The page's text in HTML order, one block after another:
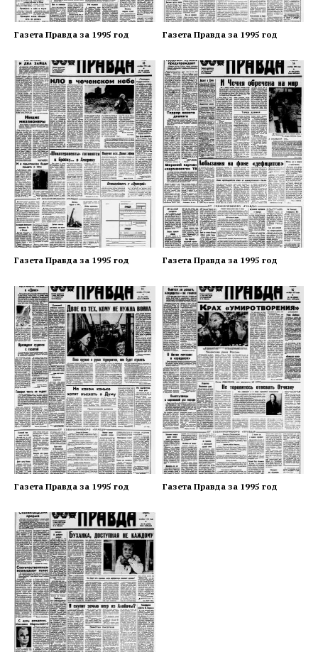
Газета Правда за 1995 год Газета Правда за 1995 год
Газета Правда за 1995 год Газета Правда за 1995 год
Газета Правда за 1995 год Газета Правда за 1995 год